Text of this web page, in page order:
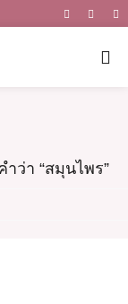
ว่า “สมุนไพร”